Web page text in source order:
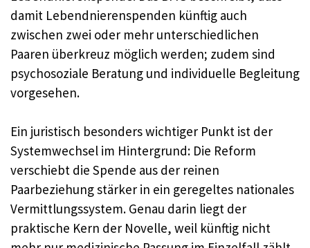
damit Lebendnierenspenden künftig auch
zwischen zwei oder mehr unterschiedlichen
Paaren überkreuz möglich werden; zudem sind
psychosoziale Beratung und individuelle Begleitung
vorgesehen.
Ein juristisch besonders wichtiger Punkt ist der
Systemwechsel im Hintergrund: Die Reform
verschiebt die Spende aus der reinen
Paarbeziehung stärker in ein geregeltes nationales
Vermittlungssystem. Genau darin liegt der
praktische Kern der Novelle, weil künftig nicht